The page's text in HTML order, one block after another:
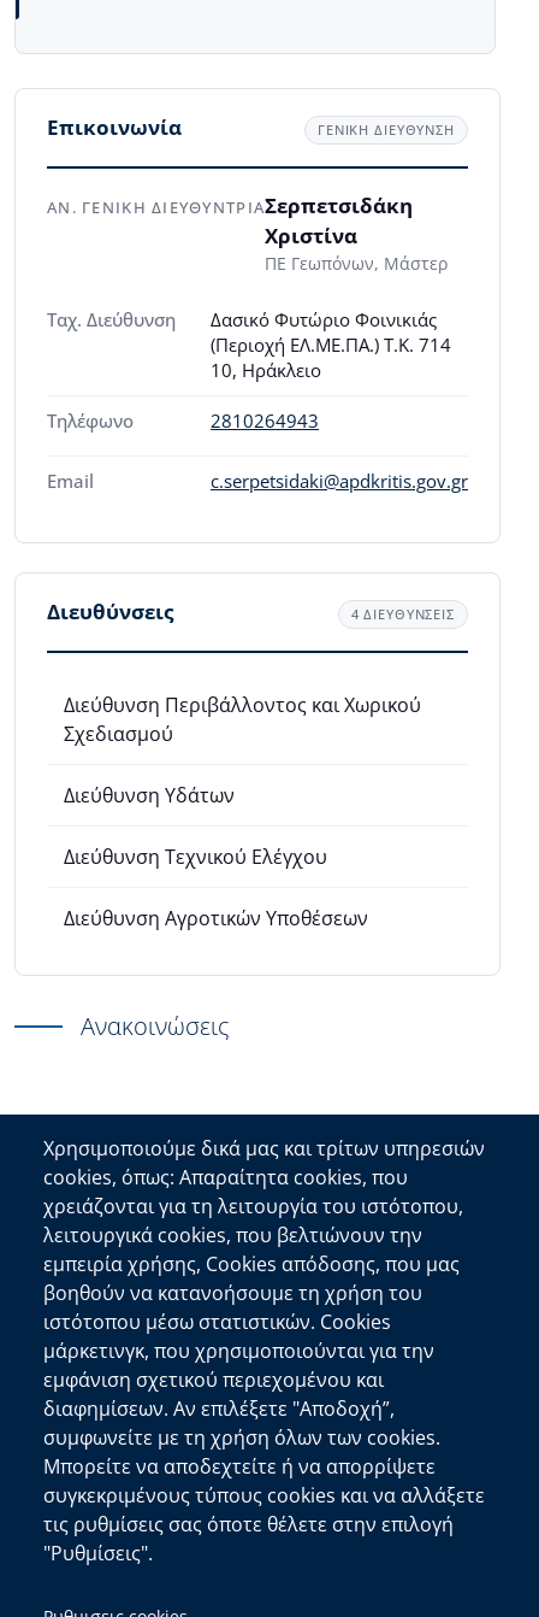
Επικοινωνία ΓΕΝΙΚΗ ΔΙΕΥΘΥΝΣΗ
ΑΝ. ΓΕΝΙΚΗ ΔΙΕΥΘΥΝΤΡΙΑΣερπετσιδάκη
Χριστίνα
ΠΕ Γεωπόνων, Μάστερ
Ταχ. Διεύθυνση
Δασικό Φυτώριο Φοινικιάς
(Περιοχή ΕΛ.ΜΕ.ΠΑ.) Τ.Κ. 714
10, Ηράκλειο
Τηλέφωνο 2810264943
Email c.serpetsidaki@apdkritis.gov.gr
Διευθύνσεις 4 ΔΙΕΥΘΥΝΣΕΙΣ
Διεύθυνση Περιβάλλοντος και Χωρικού
Σχεδιασμού
Διεύθυνση Υδάτων
Διεύθυνση Τεχνικού Ελέγχου
Διεύθυνση Αγροτικών Υποθέσεων
Ανακοινώσεις
Επικοινωνία
Αποκεντρωμένη Διοίκηση Κρήτης
Πλατεία Κουντουριώτη 71202 Ηράκλειο
Επικοινωνήστε μαζί μας
Χρήσιμοι Σύνδεσμοι
Ελληνική Κυβέρνηση
Ευρωπαϊκή Επιτροπή
Πληροφορίες Ιστότοπου
Διαύγεια
Δήλωση Προσβασιμότητας
Χρησιμοποιούμε δικά μας και τρίτων υπηρεσιών
cookies, όπως: Απαραίτητα cookies, που
χρειάζονται για τη λειτουργία του ιστότοπου,
λειτουργικά cookies, που βελτιώνουν την
εμπειρία χρήσης, Cookies απόδοσης, που μας
βοηθούν να κατανοήσουμε τη χρήση του
ιστότοπου μέσω στατιστικών. Cookies
μάρκετινγκ, που χρησιμοποιούνται για την
εμφάνιση σχετικού περιεχομένου και
διαφημίσεων. Αν επιλέξετε "Αποδοχή”,
συμφωνείτε με τη χρήση όλων των cookies.
Μπορείτε να αποδεχτείτε ή να απορρίψετε
συγκεκριμένους τύπους cookies και να αλλάξετε
τις ρυθμίσεις σας όποτε θέλετε στην επιλογή
"Ρυθμίσεις".